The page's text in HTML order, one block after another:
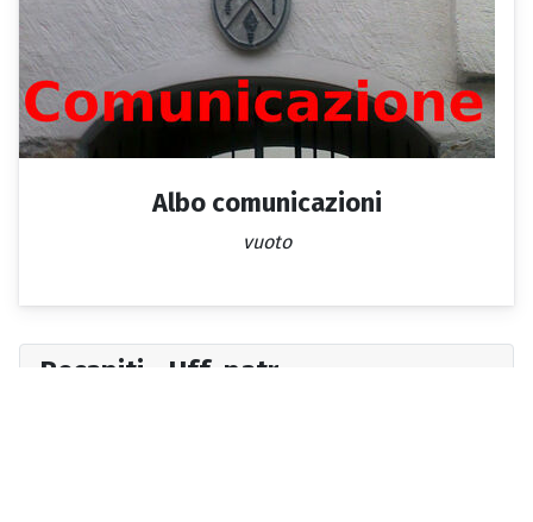
Albo comunicazioni
vuoto
Recapiti - Uff. patr.